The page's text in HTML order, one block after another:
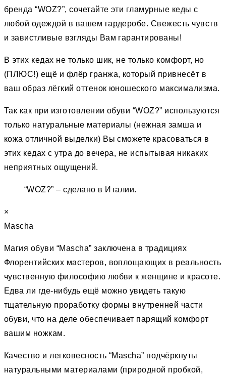
бренда “WOZ?”, сочетайте эти гламурные кеды с
любой одеждой в вашем гардеробе. Свежесть чувств
и завистливые взгляды Вам гарантированы!
В этих кедах не только шик, не только комфорт, но
(ПЛЮС!) ещё и флёр гранжа, который привнесёт в
ваш образ лёгкий оттенок юношеского максимализма.
Так как при изготовлении обуви “WOZ?” используются
только натуральные материалы (нежная замша и
кожа отличной выделки) Вы сможете красоваться в
этих кедах с утра до вечера, не испытывая никаких
неприятных ощущений.
“WOZ?” – сделано в Италии.
×
Mascha
Магия обуви “Mascha” заключена в традициях
Флорентийских мастеров, воплощающих в реальность
чувственную философию любви к женщине и красоте.
Едва ли где-нибудь ещё можно увидеть такую
тщательную проработку формы внутренней части
обуви, что на деле обеспечивает парящий комфорт
вашим ножкам.
Качество и легковесность “Mascha” подчёркнуты
натуральными материалами (природной пробкой,